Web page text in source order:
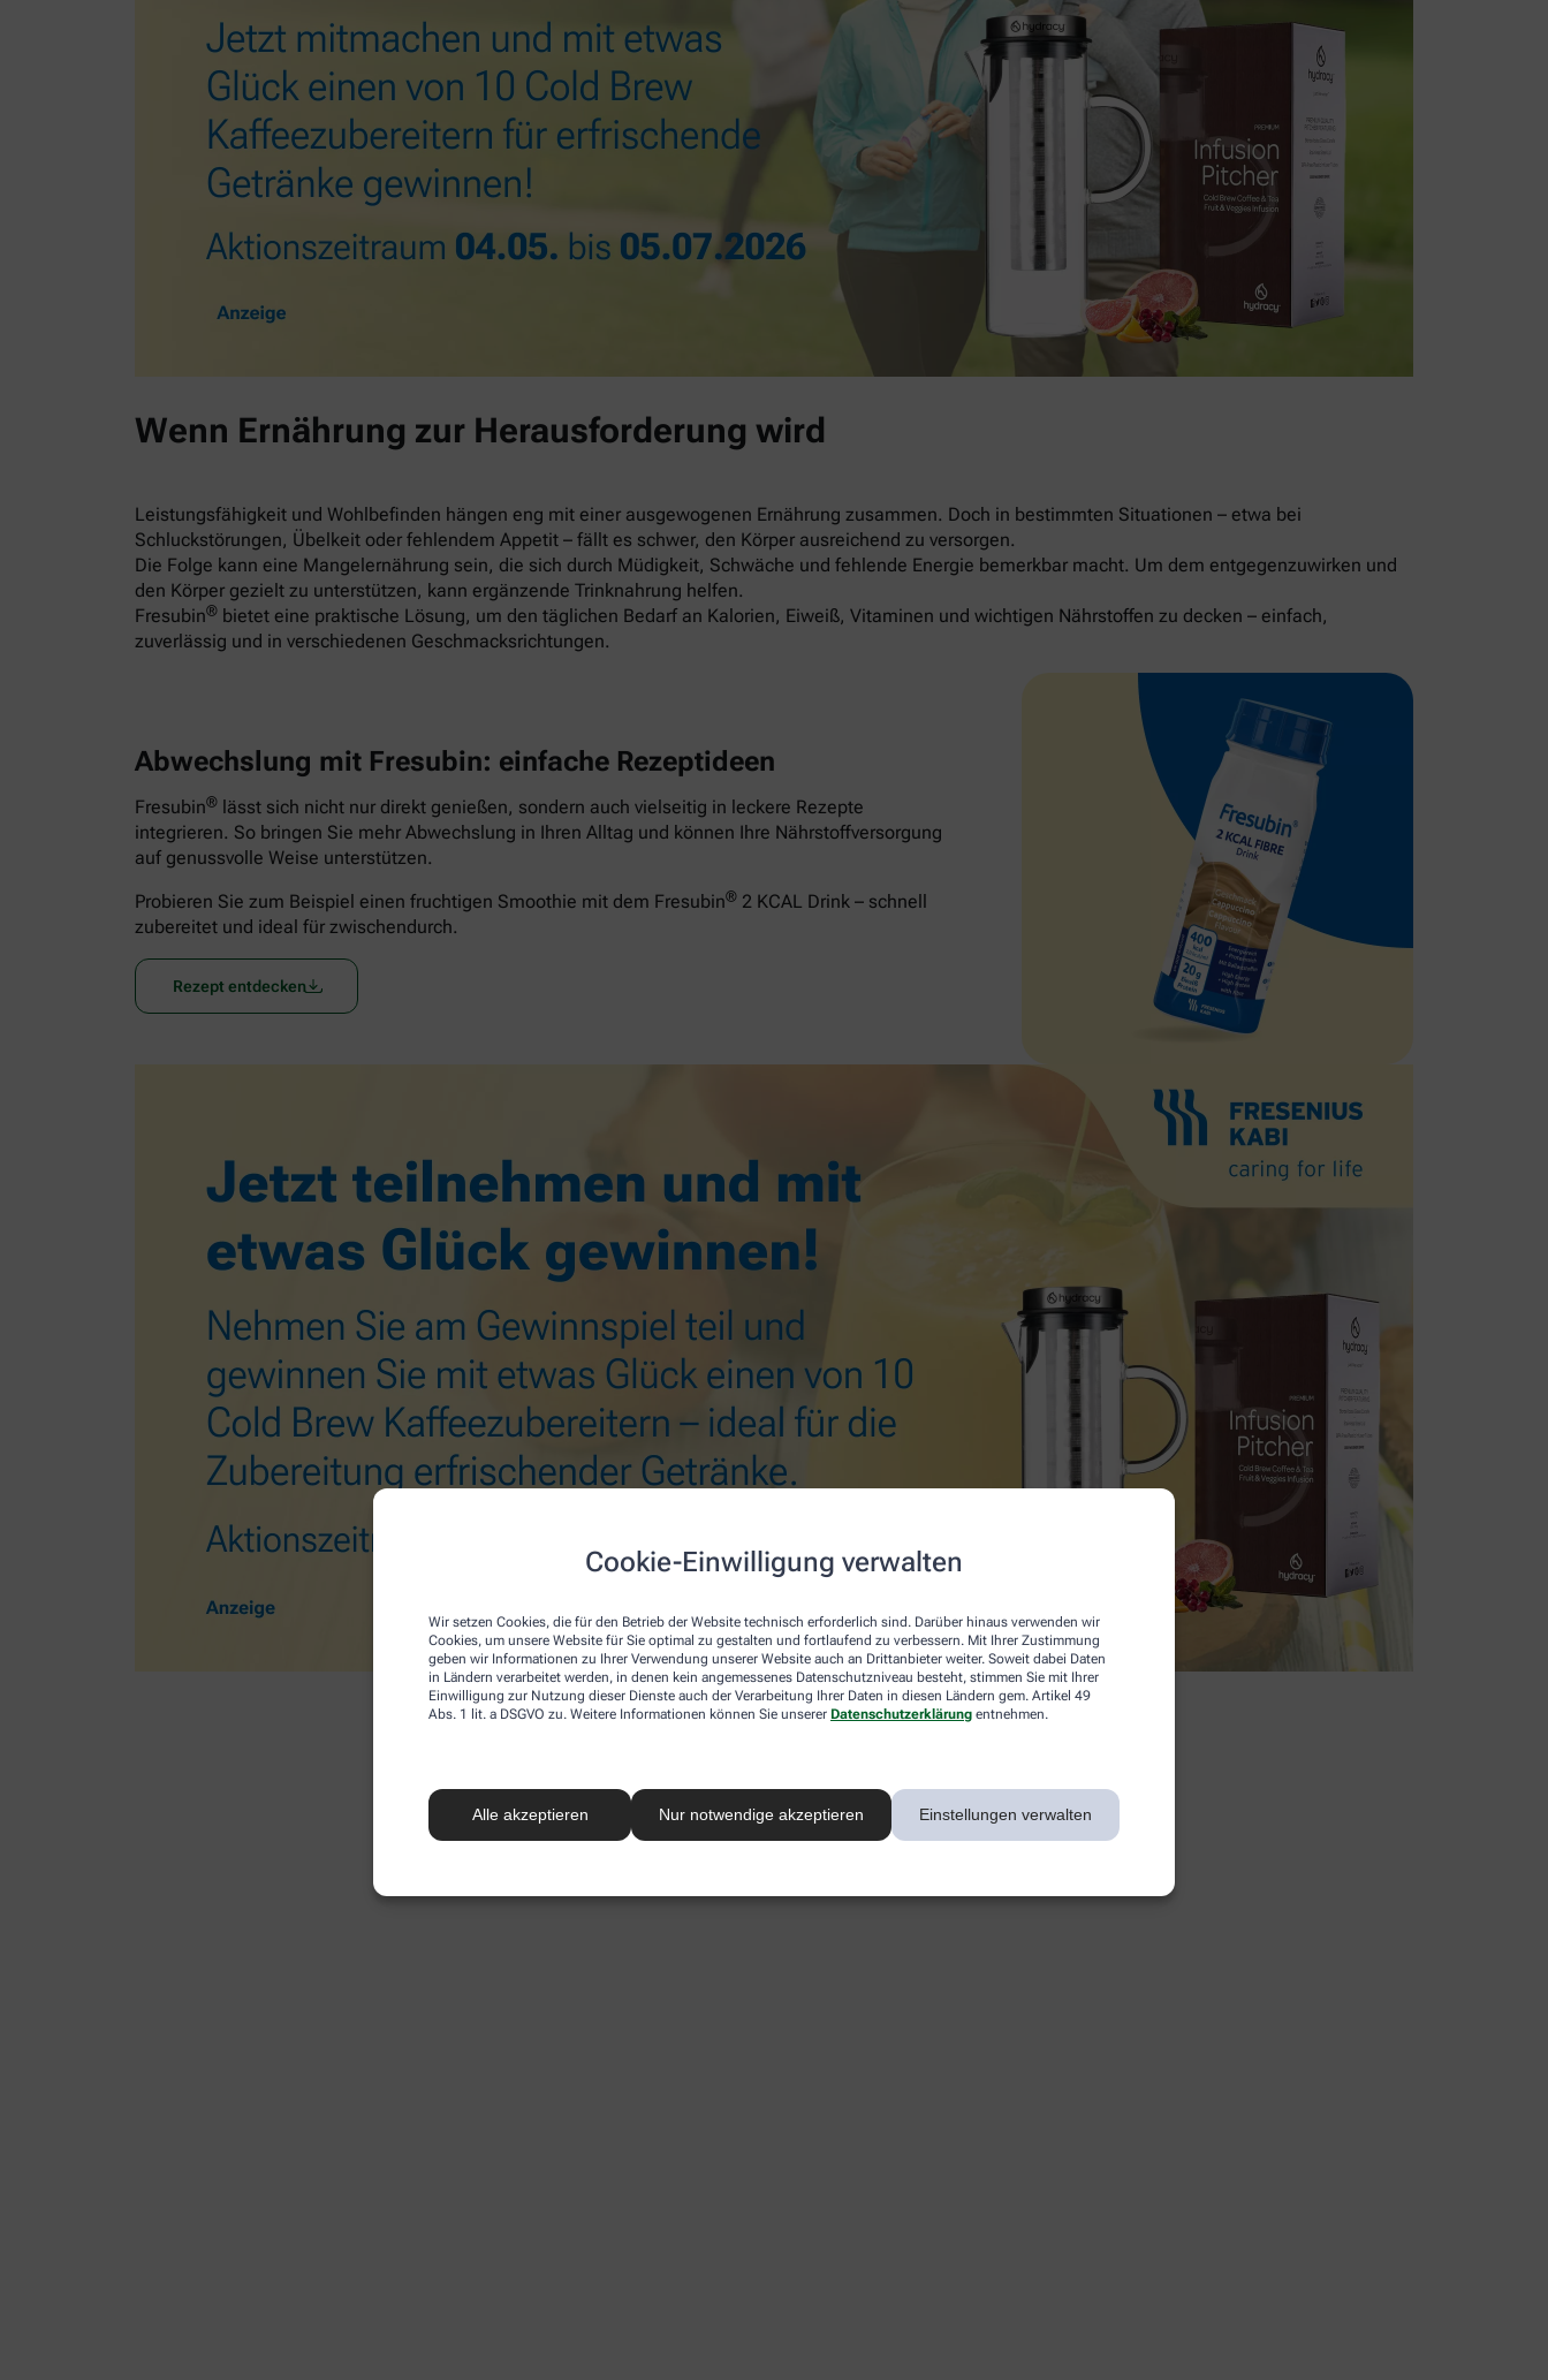
Cookie-Einwilligung verwalten
Wir setzen Cookies, die für den Betrieb der Website technisch erforderlich sind. Darüber hinaus verwenden wir
Cookies, um unsere Website für Sie optimal zu gestalten und fortlaufend zu verbessern. Mit Ihrer Zustimmung
geben wir Informationen zu Ihrer Verwendung unserer Website auch an Drittanbieter weiter. Soweit dabei Daten
in Ländern verarbeitet werden, in denen kein angemessenes Datenschutzniveau besteht, stimmen Sie mit Ihrer
Einwilligung zur Nutzung dieser Dienste auch der Verarbeitung Ihrer Daten in diesen Ländern gem. Artikel 49
Abs. 1 lit. a DSGVO zu. Weitere Informationen können Sie unserer Datenschutzerklärung entnehmen.
Alle akzeptieren Nur notwendige akzeptieren Einstellungen verwalten
Wenn Ernährung zur Herausforderung wird
Leistungsfähigkeit und Wohlbefinden hängen eng mit einer ausgewogenen Ernährung zusammen. Doch in bestimmten Situationen – etwa bei
Schluckstörungen, Übelkeit oder fehlendem Appetit – fällt es schwer, den Körper ausreichend zu versorgen.
Die Folge kann eine Mangelernährung sein, die sich durch Müdigkeit, Schwäche und fehlende Energie bemerkbar macht. Um dem entgegenzuwirken und
den Körper gezielt zu unterstützen, kann ergänzende Trinknahrung helfen.
Fresubin® bietet eine praktische Lösung, um den täglichen Bedarf an Kalorien, Eiweiß, Vitaminen und wichtigen Nährstoffen zu decken – einfach,
zuverlässig und in verschiedenen Geschmacksrichtungen.
Abwechslung mit Fresubin: einfache Rezeptideen
Fresubin® lässt sich nicht nur direkt genießen, sondern auch vielseitig in leckere Rezepte
integrieren. So bringen Sie mehr Abwechslung in Ihren Alltag und können Ihre Nährstoffversorgung
auf genussvolle Weise unterstützen.
Probieren Sie zum Beispiel einen fruchtigen Smoothie mit dem Fresubin® 2 KCAL Drink – schnell
zubereitet und ideal für zwischendurch.
Rezept entdecken